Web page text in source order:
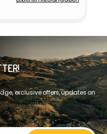
exclusive offers, updates on